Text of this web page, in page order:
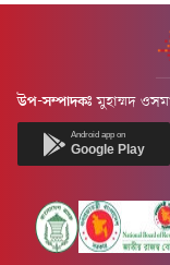
উপ-সম্পাদকঃ মুহাম্মদ
Android app on
Google Play